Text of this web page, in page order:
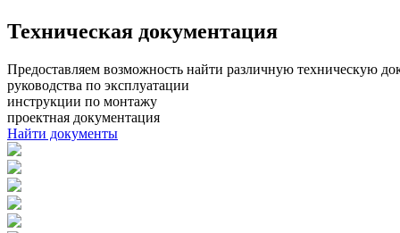
Техническая документация
Предоставляем возможность найти различную техническую
руководства по эксплуатации
инструкции по монтажу
проектная документация
Найти документы